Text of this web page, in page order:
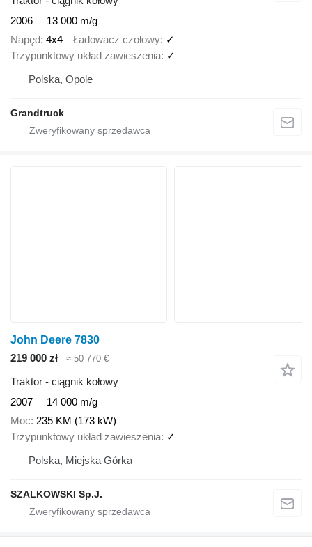
2006
13 000 m/g
Napęd 4x4 Ładowacz czołowy ✓
Trzypunktowy układ zawieszenia ✓
Polska, Opole
Grandtruck
John Deere 7830
219 000 zł
≈ 50 770 €
Traktor - ciągnik kołowy
2007
14 000 m/g
Moc 235 KM (173 kW)
Trzypunktowy układ zawieszenia ✓
Polska, Miejska Górka
SZALKOWSKI Sp.J.